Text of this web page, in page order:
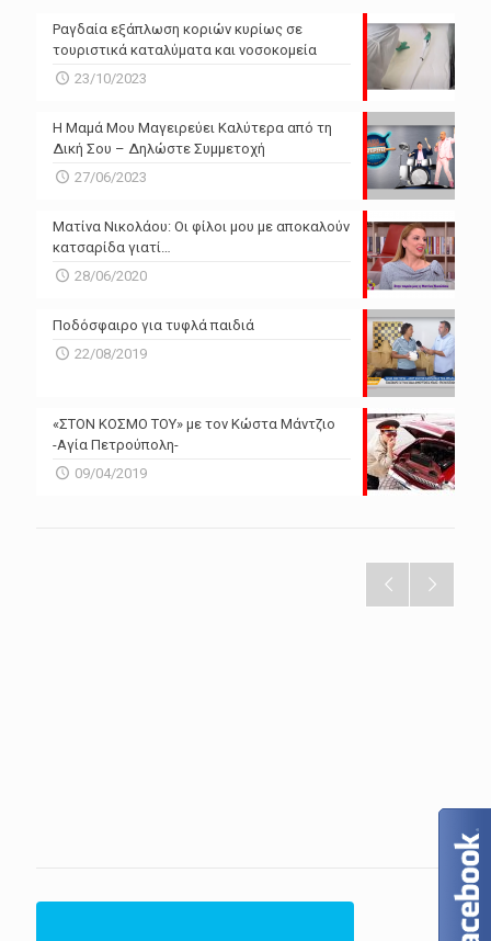
Ραγδαία εξάπλωση κοριών κυρίως σε
τουριστικά καταλύματα και νοσοκομεία
23/10/2023
Η Μαμά Μου Μαγειρεύει Καλύτερα από τη
Δική Σου – Δηλώστε Συμμετοχή
27/06/2023
Ματίνα Νικολάου: Οι φίλοι μου με αποκαλούν
κατσαρίδα γιατί…
28/06/2020
Ποδόσφαιρο για τυφλά παιδιά
22/08/2019
«ΣΤΟΝ ΚΟΣΜΟ ΤΟΥ» με τον Κώστα Μάντζιο
-Αγία Πετρούπολη-
09/04/2019